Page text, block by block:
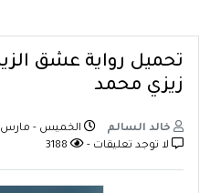
زيزي محمد
خالد السالم
الخميس - مارس 06, 2025
لا توجد تعليقات -